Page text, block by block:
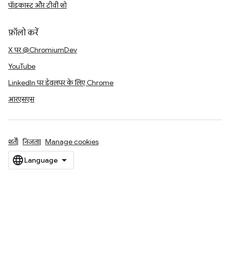
पॉडकास्ट और टीवी शो
फ़ॉलो करें
X पर @ChromiumDev
YouTube
LinkedIn पर डेवलपर के लिए Chrome
आरएसएस
शर्तें निजता Manage cookies